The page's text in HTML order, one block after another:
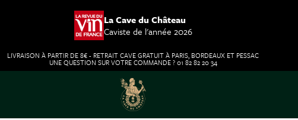
La Cave du Château
Caviste de l'année 2026
LIVRAISON À PARTIR DE 8€ - RETRAIT CAVE GRATUIT À PARIS, BORDEAUX ET PESSAC
UNE QUESTION SUR VOTRE COMMANDE ? 01 82 82 20 34